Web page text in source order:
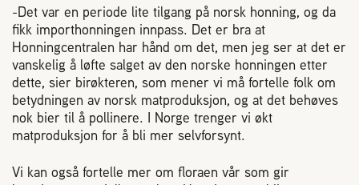
-Det var en periode lite tilgang på norsk honning, og da
fikk importhonningen innpass. Det er bra at
Honningcentralen har hånd om det, men jeg ser at det er
vanskelig å løfte salget av den norske honningen etter
dette, sier birøkteren, som mener vi må fortelle folk om
betydningen av norsk matproduksjon, og at det behøves
nok bier til å pollinere. I Norge trenger vi økt
matproduksjon for å bli mer selvforsynt.
Vi kan også fortelle mer om floraen vår som gir